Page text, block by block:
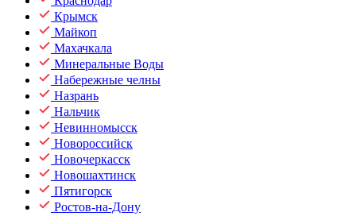
Крымск
Майкоп
Махачкала
Минеральные Воды
Набережные челны
Назрань
Нальчик
Невинномысск
Новороссийск
Новочеркасск
Новошахтинск
Пятигорск
Ростов-на-Дону